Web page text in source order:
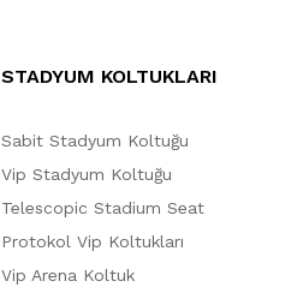
STADYUM KOLTUKLARI
Sabit Stadyum Koltuğu
Vip Stadyum Koltuğu
Telescopic Stadium Seat
Protokol Vip Koltukları
Vip Arena Koltuk